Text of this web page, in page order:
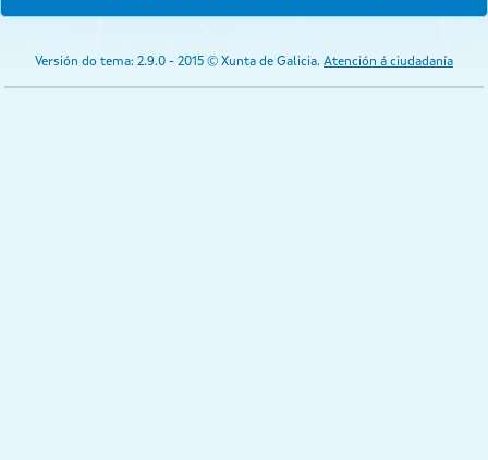
Versión do tema: 2.9.0 - 2015 © Xunta de Galicia. Atención á ciudadanía